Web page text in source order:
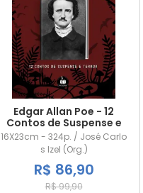
Edgar Allan Poe - 12
Contos de Suspense e
Terror
16X23cm - 324p. / José Carlo
s Izel (Org.)
R$ 86,90
R$ 99,90